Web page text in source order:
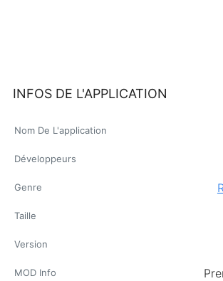
INFOS DE L'APPLICATION
Nom De L'application
Développeurs
Genre
Taille
Version
MOD Info